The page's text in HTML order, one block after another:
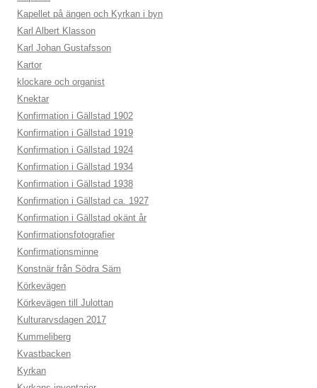
Kapellet på ängen och Kyrkan i byn
Karl Albert Klasson
Karl Johan Gustafsson
Kartor
klockare och organist
Knektar
Konfirmation i Gällstad 1902
Konfirmation i Gällstad 1919
Konfirmation i Gällstad 1924
Konfirmation i Gällstad 1934
Konfirmation i Gällstad 1938
Konfirmation i Gällstad ca. 1927
Konfirmation i Gällstad okänt år
Konfirmationsfotografier
Konfirmationsminne
Konstnär från Södra Säm
Körkevägen
Körkevägen till Julottan
Kulturarvsdagen 2017
Kummeliberg
Kvastbacken
Kyrkan